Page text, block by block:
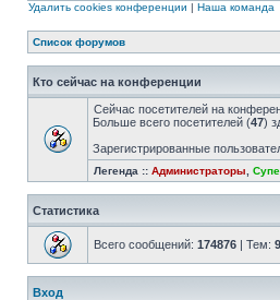
Удалить cookies конференции | Наша команда
Список форумов
Кто сейчас на конференции
Сейчас посетителей на
Больше всего посетителей (47)
Зарегистрированные
Легенда :: Администраторы
Статистика
Всего сообщений: 174876 | Тем:
Вход